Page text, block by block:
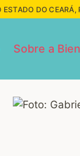
DO
Sobre a